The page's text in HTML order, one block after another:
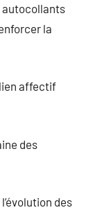
autocollants
la
affectif
des
des